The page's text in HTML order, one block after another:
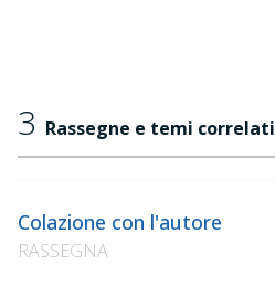
3 Rassegne e temi correlati
Colazione con l'autore
RASSEGNA